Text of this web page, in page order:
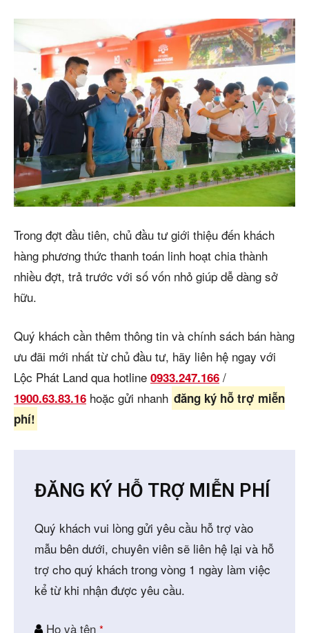
Trong đợt đầu tiên, chủ đầu tư giới thiệu đến khách
hàng phương thức thanh toán linh hoạt chia thành
nhiều đợt, trả trước với số vốn nhỏ giúp dễ dàng sở
hữu.
Quý khách cần thêm thông tin và chính sách bán hàng
ưu đãi mới nhất từ chủ đầu tư, hãy liên hệ ngay với
Lộc Phát Land qua hotline 0933.247.166 /
1900.63.83.16 hoặc gửi nhanh đăng ký hỗ trợ miễn
phí!
ĐĂNG KÝ HỖ TRỢ MIỄN PHÍ
Quý khách vui lòng gửi yêu cầu hỗ trợ vào
mẫu bên dưới, chuyên viên sẽ liên hệ lại và hỗ
trợ cho quý khách trong vòng 1 ngày làm việc
kể từ khi nhận được yêu cầu.
Họ và tên *